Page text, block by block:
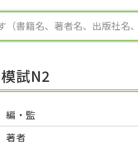
子ども向け
発音・聴解
日本語能力試験対策
絵本・子ども向け補助
スペイン語辞典
ポルトガル語辞典
表現・用字用語辞典
語彙・意味
表記
言語の諸相
試N2
編・監
著者